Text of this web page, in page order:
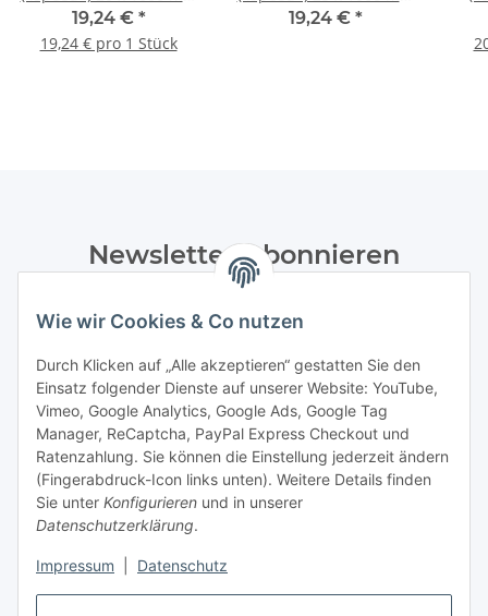
Wie wir Cookies & Co nutzen
Durch Klicken auf „Alle akzeptieren“ gestatten Sie den
Einsatz folgender Dienste auf unserer Website: YouTube,
Vimeo, Google Analytics, Google Ads, Google Tag
Manager, ReCaptcha, PayPal Express Checkout und
Ratenzahlung. Sie können die Einstellung jederzeit ändern
(Fingerabdruck-Icon links unten). Weitere Details finden
Sie unter Konfigurieren und in unserer
Datenschutzerklärung.
Impressum Datenschutz
1 Stck.
19,24 € *
19,24 € pro 1 Stück
1 Stck.
19,24 € *
Newsletter Abonnieren
Datenschutzerklärungregelmäßig und jederzeit widerruflich
Abonnieren
Informationen
Gesetzliche Informationen